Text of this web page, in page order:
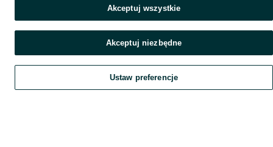
Szukaj Obserwujesz Dodaj Czat Konto
Akceptuj wszystkie
Akceptuj niezbędne
Ustaw preferencje